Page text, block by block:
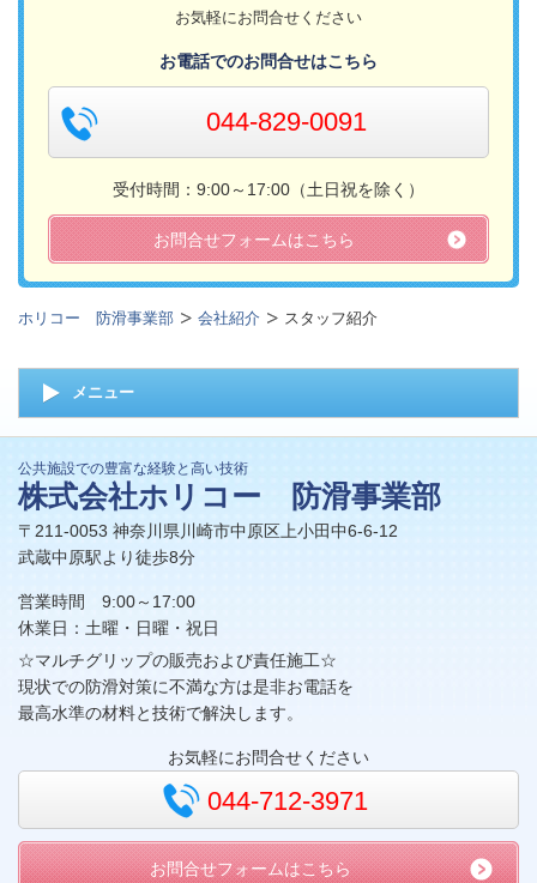
お気軽にお問合せください
お電話でのお問合せはこちら
044-829-0091
受付時間：9:00～17:00（土日祝を除く）
お問合せフォームはこちら
ホリコー 防滑事業部 会社紹介 スタッフ紹介
メニュー
公共施設での豊富な経験と高い技術
株式会社ホリコー 防滑事業部
〒211-0053 神奈川県川崎市中原区上小田中6-6-12
武蔵中原駅より徒歩8分
営業時間 9:00～17:00
休業日：土曜・日曜・祝日
☆マルチグリップの販売および責任施工☆
現状での防滑対策に不満な方は是非お電話を
最高水準の材料と技術で解決します。
お気軽にお問合せください
044-712-3971
お問合せフォームはこちら